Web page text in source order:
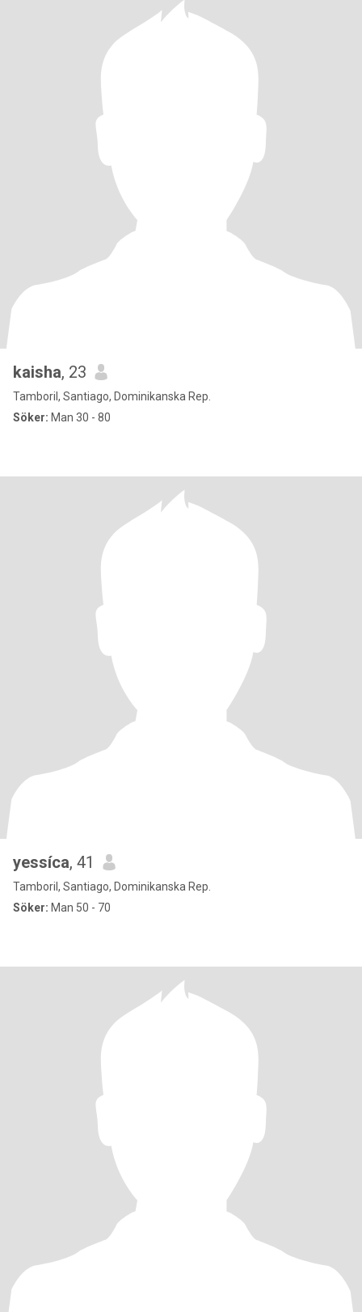
kaisha, 23
Tamboril, Santiago, Dominikanska Rep.
Söker: Man 30 - 80
yessíca, 41
Tamboril, Santiago, Dominikanska Rep.
Söker: Man 50 - 70